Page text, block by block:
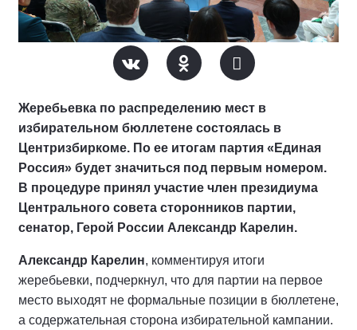
Жеребьевка по распределению мест в
избирательном бюллетене состоялась в
Центризбиркоме. По ее итогам партия «Единая
Россия» будет значиться под первым номером.
В процедуре принял участие член президиума
Центрального совета сторонников партии,
сенатор, Герой России Александр Карелин.
Александр Карелин, комментируя итоги
жеребьевки, подчеркнул, что для партии на первое
место выходят не формальные позиции в бюллетене,
а содержательная сторона избирательной кампании.